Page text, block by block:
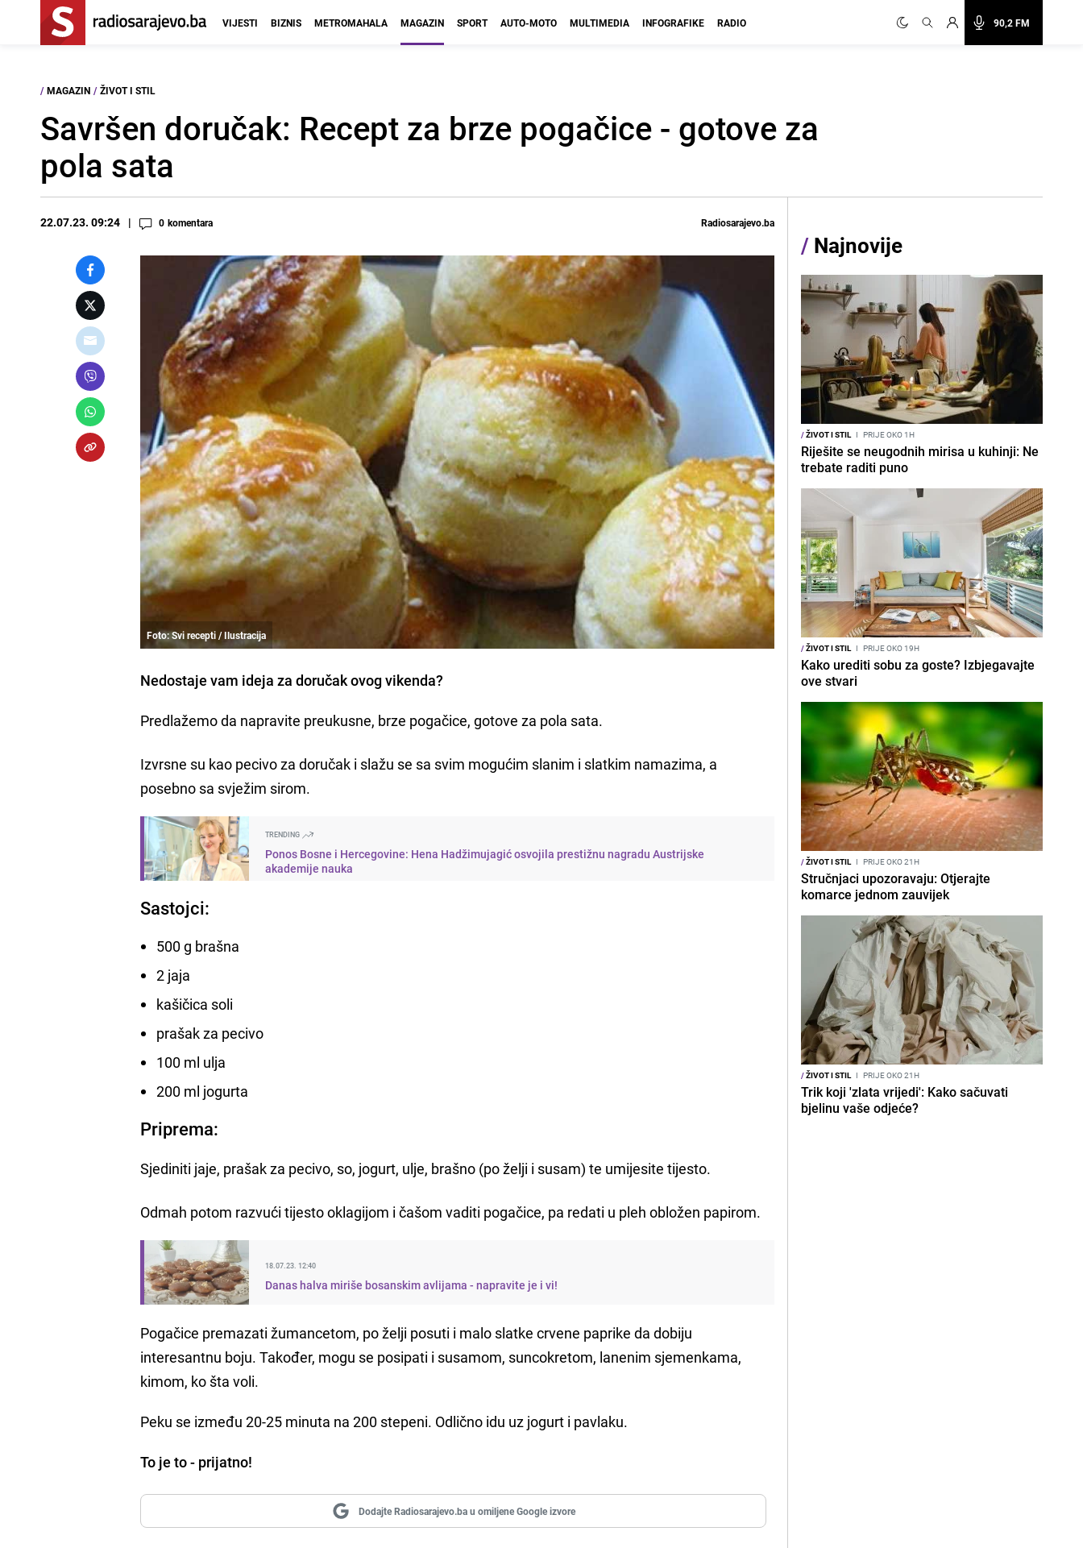
90,2 FM
VIJESTI BIZNIS METROMAHALA MAGAZIN SPORT AUTO-MOTO MULTIMEDIA INFOGRAFIKE RADIO
/ MAGAZIN / ŽIVOT I STIL
Savršen doručak: Recept za brze pogačice - gotove za
pola sata
22.07.23. 09:24 0 komentara Radiosarajevo.ba
Foto: Svi recepti / Ilustracija
Nedostaje vam ideja za doručak ovog vikenda?
Predlažemo da napravite preukusne, brze pogačice, gotove za pola sata.
Izvrsne su kao pecivo za doručak i slažu se sa svim mogućim slanim i slatkim namazima, a
posebno sa svježim sirom.
TRENDING
Ponos Bosne i Hercegovine: Hena Hadžimujagić osvojila prestižnu nagradu Austrijske
akademije nauka
Sastojci:
500 g brašna
2 jaja
kašičica soli
prašak za pecivo
100 ml ulja
200 ml jogurta
Priprema:
Sjediniti jaje, prašak za pecivo, so, jogurt, ulje, brašno (po želji i susam) te umijesite tijesto.
Odmah potom razvući tijesto oklagijom i čašom vaditi pogačice, pa redati u pleh obložen papirom.
18.07.23. 12:40
Danas halva miriše bosanskim avlijama - napravite je i vi!
Pogačice premazati žumancetom, po želji posuti i malo slatke crvene paprike da dobiju
interesantnu boju. Također, mogu se posipati i susamom, suncokretom, lanenim sjemenkama,
kimom, ko šta voli.
Peku se između 20-25 minuta na 200 stepeni. Odlično idu uz jogurt i pavlaku.
To je to - prijatno!
Dodajte Radiosarajevo.ba u omiljene Google izvore
/ Najnovije
/ŽIVOT I STIL I PRIJE OKO 1H
Riješite se neugodnih mirisa u kuhinji: Ne
trebate raditi puno
/ŽIVOT I STIL I PRIJE OKO 19H
Kako urediti sobu za goste? Izbjegavajte
ove stvari
/ŽIVOT I STIL I PRIJE OKO 21H
Stručnjaci upozoravaju: Otjerajte
komarce jednom zauvijek
/ŽIVOT I STIL I PRIJE OKO 21H
Trik koji 'zlata vrijedi': Kako sačuvati
bjelinu vaše odjeće?